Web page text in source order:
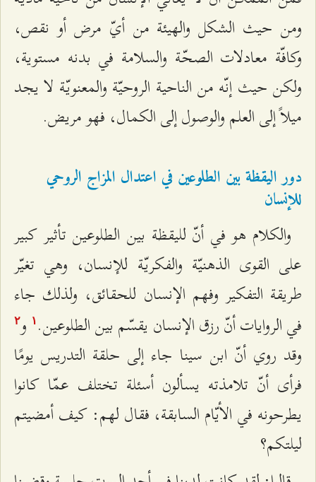
ومن حيث الشكل والهيئة من أيّ مرض أو نقص،
وكافّة معادلات الصحّة والسلامة في بدنه مستوية،
ولكن حيث إنّه من الناحية الروحيّة والمعنويّة لا يجد
ميلاً إلى العلم والوصول إلى الكمال، فهو مريض.
دور اليقظة بين الطلوعين في اعتدال المزاج الروحي
للإنسان
والكلام هو في أنّ لليقظة بين الطلوعين تأثير كبير
على القوى الذهنيّة والفكريّة للإنسان، وهي تغيّر
طريقة التفكير وفهم الإنسان للحقائق، ولذلك جاء
في الروايات أنّ رزق الإنسان يقسّم بين الطلوعين. ۱ و٢
وقد روي أنّ ابن سينا جاء إلى حلقة التدريس يومًا
فرأى أنّ تلامذته يسألون أسئلة تختلف عمّا كانوا
يطرحونه في الأيّام السابقة، فقال لهم: كيف أمضيتم
ليلتكم؟